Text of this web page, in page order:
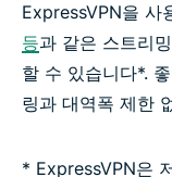
ExpressVPN을 사
등과 같은 스트리
할 수 있습니다*.
링과 대역폭 제한
* ExpressVPN은